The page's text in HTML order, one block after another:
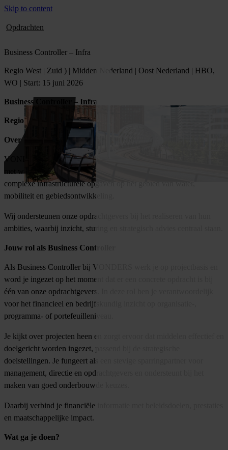
Skip to content
Opdrachten
Business Controller – Infra
Regio West | Zuid ) | Midden Nederland | Oost Nederland | HBO,
WO | Start: 15 juni 2026
Business Controller – Infra
Regio West | Zuid | Midden Nederland | Oost Nederland
Over VONDERS
VONDERS werkt aan de fysieke leefomgeving van morgen. Samen
met waterschappen, gemeenten en provincies realiseren wij
complexe infrastructurele opgaven op het gebied van water,
mobiliteit en gebiedsontwikkeling.
Wij ondersteunen onze opdrachtgevers bij het realiseren van hun
ambities, waarbij inzicht, sturing en strategisch advies centraal staan.
Jouw rol als Business Controller
Als Business Controller bij VONDERS werk je op projectbasis en
word je ingezet op het moment dat er een concrete opdracht is bij
één van onze opdrachtgevers. In deze rol ben je verantwoordelijk
voor het financieel en bedrijfskundig inzicht op organisatie-,
programma- of portefeuilleniveau.
Je kijkt over projecten heen en zorgt ervoor dat middelen effectief en
doelgericht worden ingezet, passend bij de strategische
doelstellingen. Je fungeert als een stevige sparringpartner voor
management, directie en opdrachtgevers en ondersteunt bij het
maken van goed onderbouwde keuzes.
Daarbij verbind je financiële informatie met beleidsdoelen, prestaties
en maatschappelijke impact.
Wat ga je doen?